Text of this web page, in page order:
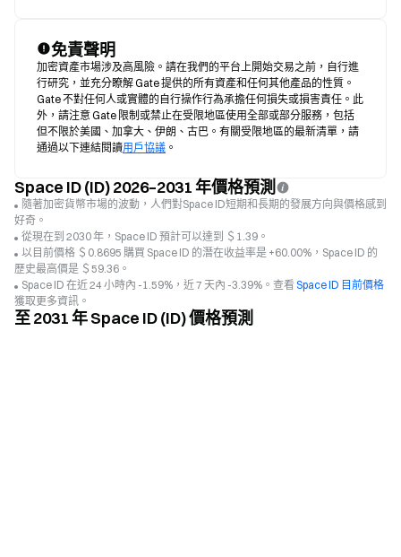
免責聲明
加密資產市場涉及高風險。請在我們的平台上開始交易之前，自行進
行研究，並充分瞭解 Gate 提供的所有資產和任何其他產品的性質。
Gate 不對任何人或實體的自行操作行為承擔任何損失或損害責任。此
外，請注意 Gate 限制或禁止在受限地區使用全部或部分服務，包括
但不限於美國、加拿大、伊朗、古巴。有關受限地區的最新清單，請
通過以下連結閱讀用戶協議 。
Space ID (ID) 2026–2031 年價格預測
隨著加密貨幣市場的波動，人們對Space ID短期和長期的發展方向與價格感到
好奇。
從現在到 2030 年，Space ID 預計可以達到 ＄1.39。
以目前價格 ＄0.8695 購買 Space ID 的潛在收益率是 +60.00%，Space ID 的
歷史最高價是 ＄59.36。
Space ID 在近 24 小時內 -1.59%，近 7 天內 -3.39%。查看Space ID 目前價格
獲取更多資訊。
至 2031 年 Space ID (ID) 價格預測